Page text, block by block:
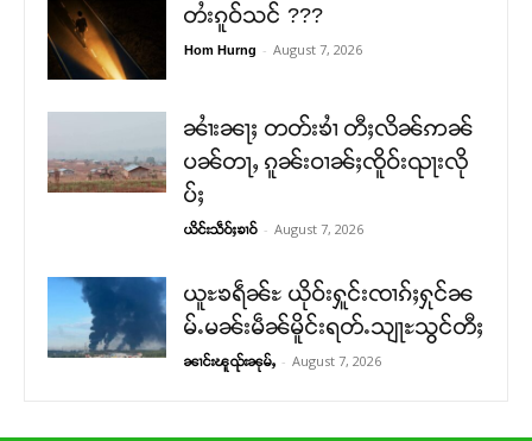
တႆးၵူဝ်သင် ???
Hom Hurng - August 7, 2026
ၼၢႆးၼႃႈ တတ်းၶၢႆ တီႈလိၼ်ဢၼ်
ပၼ်တႃႇ ၵူၼ်းဝၢၼ်ႈၸိူဝ်းၺႃးလို
ပ်ႈ
ယိင်းသဵဝ်ႈၶၢဝ် - August 7, 2026
ယူႊၶရဵၼ်ႊ ယိုဝ်းႁူင်းၸၢၵ်ႈႁုင်ၼ
မ်ႉမၼ်းမဵၼ်မိူင်းရတ်ႉသျႃႊသွင်တီႈ
ၼၢင်းၽူၺ်းၼုမ်ႇ - August 7, 2026